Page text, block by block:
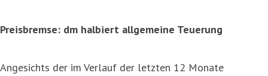
Preisbremse: dm halbiert allgemeine Teuerung
Angesichts der im Verlauf der letzten 12 Monate